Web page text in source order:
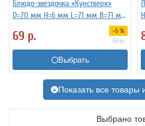
Блюдо-звездочка «Кунстверк»
D=70 мм H=6 мм L=71 мм B=71 мм
69 р. -5 %
72р.
Выбрать
Показать все товары
Выбрано